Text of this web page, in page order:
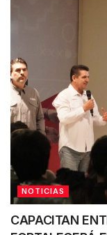
NOTICIAS
CAPACITAN